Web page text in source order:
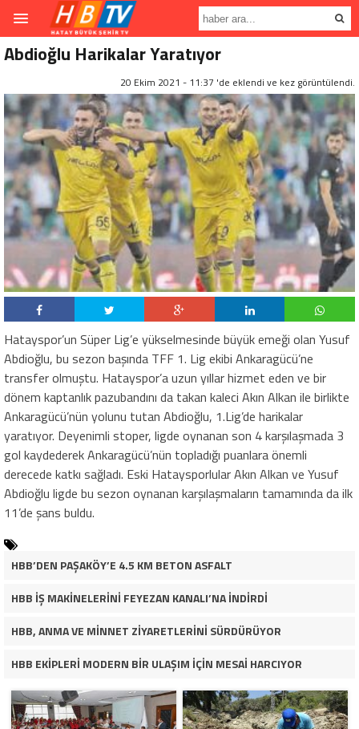
Abdioğlu Harikalar Yaratıyor
20 Ekim 2021 - 11:37 'de eklendi ve kez görüntülendi.
Hatayspor’un Süper Lig’e yükselmesinde büyük emeği olan Yusuf
Abdioğlu, bu sezon başında TFF 1. Lig ekibi Ankaragücü’ne
transfer olmuştu. Hatayspor’a uzun yıllar hizmet eden ve bir
dönem kaptanlık pazubandını da takan kaleci Akın Alkan ile birlikte
Ankaragücü’nün yolunu tutan Abdioğlu, 1.Lig’de harikalar
yaratıyor. Deyenimli stoper, ligde oynanan son 4 karşılaşmada 3
gol kaydederek Ankaragücü’nün topladığı puanlara önemli
derecede katkı sağladı. Eski Hataysporlular Akın Alkan ve Yusuf
Abdioğlu ligde bu sezon oynanan karşılaşmaların tamamında da ilk
11’de şans buldu.
HBB’DEN PAŞAKÖY’E 4.5 KM BETON ASFALT
HBB İŞ MAKİNELERİNİ FEYEZAN KANALI’NA İNDİRDİ
HBB, ANMA VE MİNNET ZİYARETLERİNİ SÜRDÜRÜYOR
HBB EKİPLERİ MODERN BİR ULAŞIM İÇİN MESAİ HARCIYOR